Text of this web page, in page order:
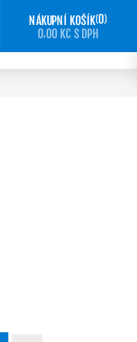
NÁKUPNÍ KOŠÍK 0
0,00 KČ S DPH